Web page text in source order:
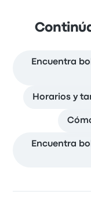
Encuentra
Horarios y
Encuentra